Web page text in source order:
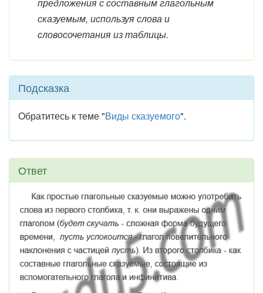
сказуемым, используя слова и
словосочетания из таблицы.
Подсказка
Обратитесь к теме "Виды сказуемого".
Ответ